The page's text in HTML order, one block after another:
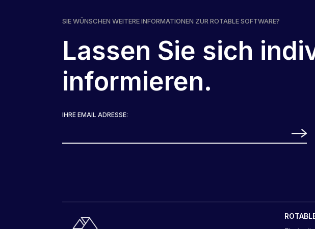
SIE WÜNSCHEN WEITERE INFORMATIONEN ZUR ROTABLE SOFTWARE?
Lassen Sie sich
informieren.
IHRE EMAIL ADRESSE: